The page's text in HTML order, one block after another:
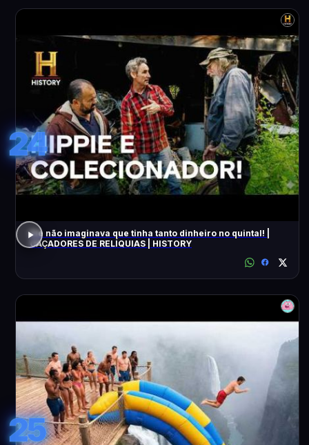
24
Ele não imaginava que tinha tanto dinheiro no quintal! |
CAÇADORES DE RELÍQUIAS | HISTORY
25